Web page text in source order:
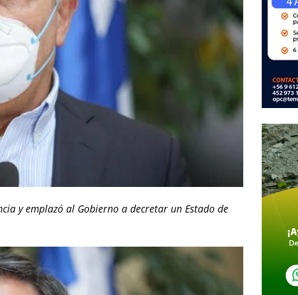
y emplazó al Gobierno a decretar un Estado de